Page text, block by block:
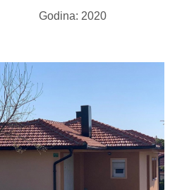
Godina: 2020